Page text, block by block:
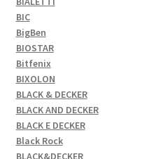
BIC
BigBen
BIOSTAR
Bitfenix
BIXOLON
BLACK & DECKER
BLACK AND DECKER
BLACK E DECKER
Black Rock
BLACK&DECKER